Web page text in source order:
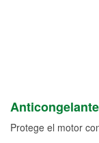
Anticongelante
Protege el motor